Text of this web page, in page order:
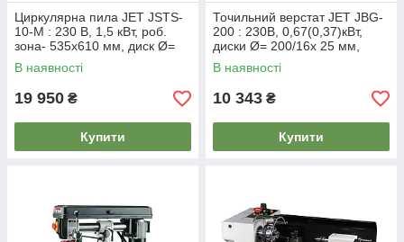
Циркулярна пила JET JSTS-
10-M : 230 В, 1,5 кВт, роб.
зона- 535х610 мм, диск Ø=
254/30 мм, нах. 0-45°
В наявності
19 950 ₴
Купити
Точильний верстат JET JBG-
200 : 230В, 0,67(0,37)кВт,
диски Ø= 200/16х 25 мм,
зернист.- 36G і 60G
В наявності
10 343 ₴
Купити